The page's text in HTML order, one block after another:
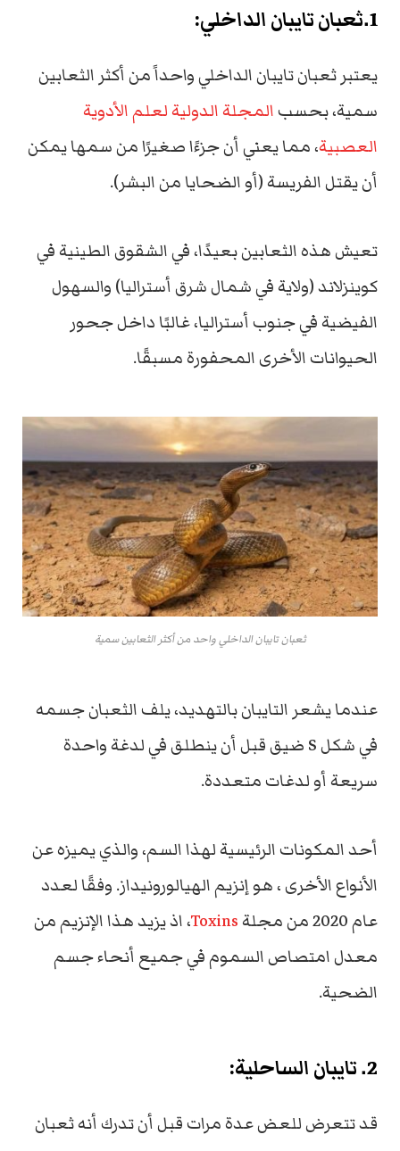
1.ثعبان تايبان الداخلي :
يعتبر ثعبان تايبان الداخلي واحداً من أكثر الثعابين
سمية، بحسبالمجلة الدولية لعلم الأدوية
العصبية، مما يعني أن جزءًا صغيرًا من سمها يمكن
أن يقتل الفريسة (أو الضحايا من البشر).
تعيش هذه الثعابين بعيدًا، في الشقوق الطينية في
كوينزلاند (ولاية في شمال شرق أستراليا) والسهول
الفيضية في جنوب أستراليا، غالبًا داخل جحور
الحيوانات الأخرى المحفورة مسبقًا.
ثعبان تايبان الداخلي واحد من أكثر الثعابين سمية
عندما يشعر التايبان بالتهديد، يلف الثعبان جسمه
في شكل S ضيق قبل أن ينطلق في لدغة واحدة
سريعة أو لدغات متعددة.
أحد المكونات الرئيسية لهذا السم، والذي يميزه عن
الأنواع الأخرى ، هو إنزيم الهيالورونيداز. وفقًا لعدد
عام 2020 من مجلة
Toxins، اذ يزيد هذا الإنزيم من
معدل امتصاص السموم في جميع أنحاء جسم
الضحية.
2. تايبان الساحلية:
قد تتعرض للعض عدة مرات قبل أن تدرك أنه ثعبان